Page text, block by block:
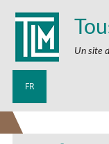
Un site
FR